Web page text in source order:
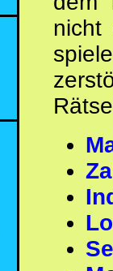
nicht